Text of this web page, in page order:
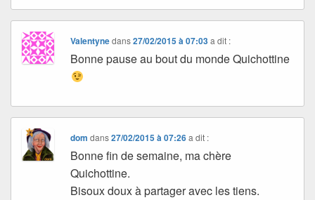
Valentynedans27/02/2015 à 07:03 a dit :
Bonne pause au bout du monde Quichottine
dom dans27/02/2015 à 07:26 a dit :
Bonne fin de semaine, ma chère
Quichottine.
Bisoux doux à partager avec les tiens.